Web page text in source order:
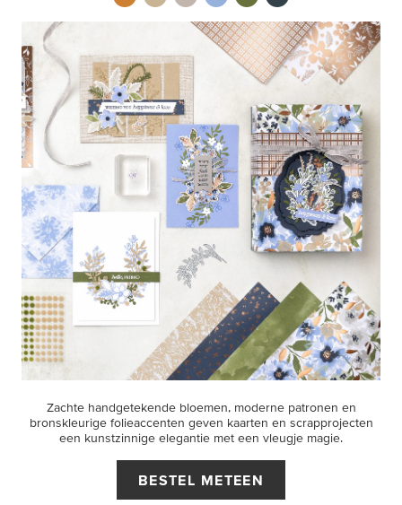
Zachte handgetekende bloemen, moderne patronen en
bronskleurige folieaccenten geven kaarten en scrapprojecten
een kunstzinnige elegantie met een vleugje magie.
BESTEL METEEN